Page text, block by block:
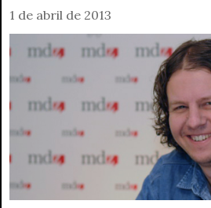
1 de abril de 2013